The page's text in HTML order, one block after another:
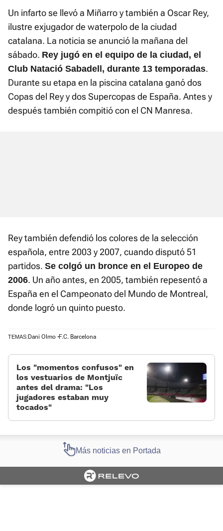
Un infarto se llevó a Miñarro y también a Oscar Rey,
ilustre exjugador de waterpolo de la ciudad
catalana. La noticia se anunció la mañana del
sábado. Rey jugó en el equipo de la ciudad, el
Club Natació Sabadell, durante 13 temporadas.
Durante su etapa en la piscina catalana ganó dos
Copas del Rey y dos Supercopas de España. Antes y
después también compitió con el CN Manresa.
Rey también defendió los colores de la selección
española, entre 2003 y 2007, cuando disputó 51
partidos. Se colgó un bronce en el Europeo de
2006. Un año antes, en 2005, también repesentó a
España en el Campeonato del Mundo de Montreal,
donde logró un quinto puesto.
TEMAS: Dani Olmo F.C. Barcelona
Los «momentos confusos» en
los vestuarios de Montjuïc
antes del drama: «Los
jugadores estaban muy
tocados»
Más noticias en Portada